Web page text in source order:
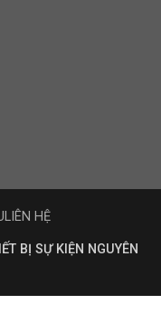
BỊ SỰ KIỆN NGUYÊN
LIÊN HỆ